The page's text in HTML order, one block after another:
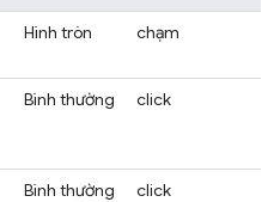
Hình tròn chạm
Bình thường click
Bình thường
click